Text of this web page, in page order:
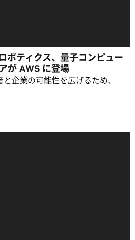
ボティクス、量子コンピュー
が AWS に登場
企業の可能性を広げるため、